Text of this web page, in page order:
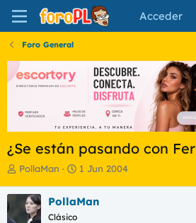
Acceder
Foro General
¿Se están pasando con
I
i
PollaMan
F
h
1 Jun 2004
PollaMan
Clásico